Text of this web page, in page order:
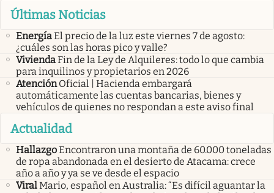
Últimas Noticias
EnergíaEl precio de la luz este viernes 7 de agosto:
¿cuáles son las horas pico y valle?
ViviendaFin de la Ley de Alquileres: todo lo que cambia
para inquilinos y propietarios en 2026
Atención Oficial | Hacienda embargará
automáticamente las cuentas bancarias, bienes y
vehículos de quienes no respondan a este aviso final
Actualidad
HallazgoEncontraron una montaña de 60.000 toneladas
de ropa abandonada en el desierto de Atacama: crece
año a año y ya se ve desde el espacio
ViralMario, español en Australia: “Es difícil aguantar la